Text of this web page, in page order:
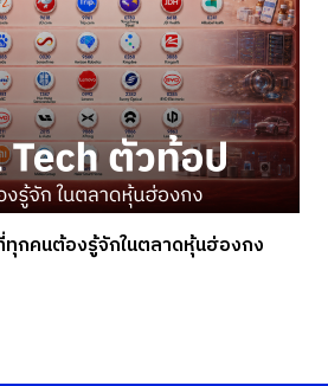
กคนต้องรู้จักในตลาดหุ้นฮ่องกง